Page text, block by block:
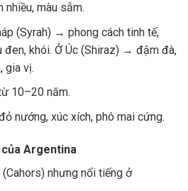
nhiều, màu sẫm.
(Syrah) → phong cách tinh tế,
đen, khói. Ở Úc (Shiraz) → đậm đà,
gia vị.
10–20 năm.
nướng, xúc xích, phô mai cứng.
Argentina
(Cahors) nhưng nổi tiếng ở